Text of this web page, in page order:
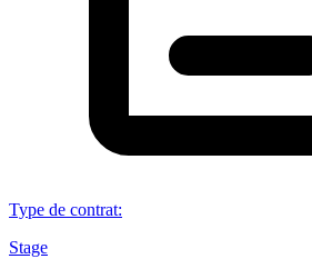
Type de contrat:
Stage